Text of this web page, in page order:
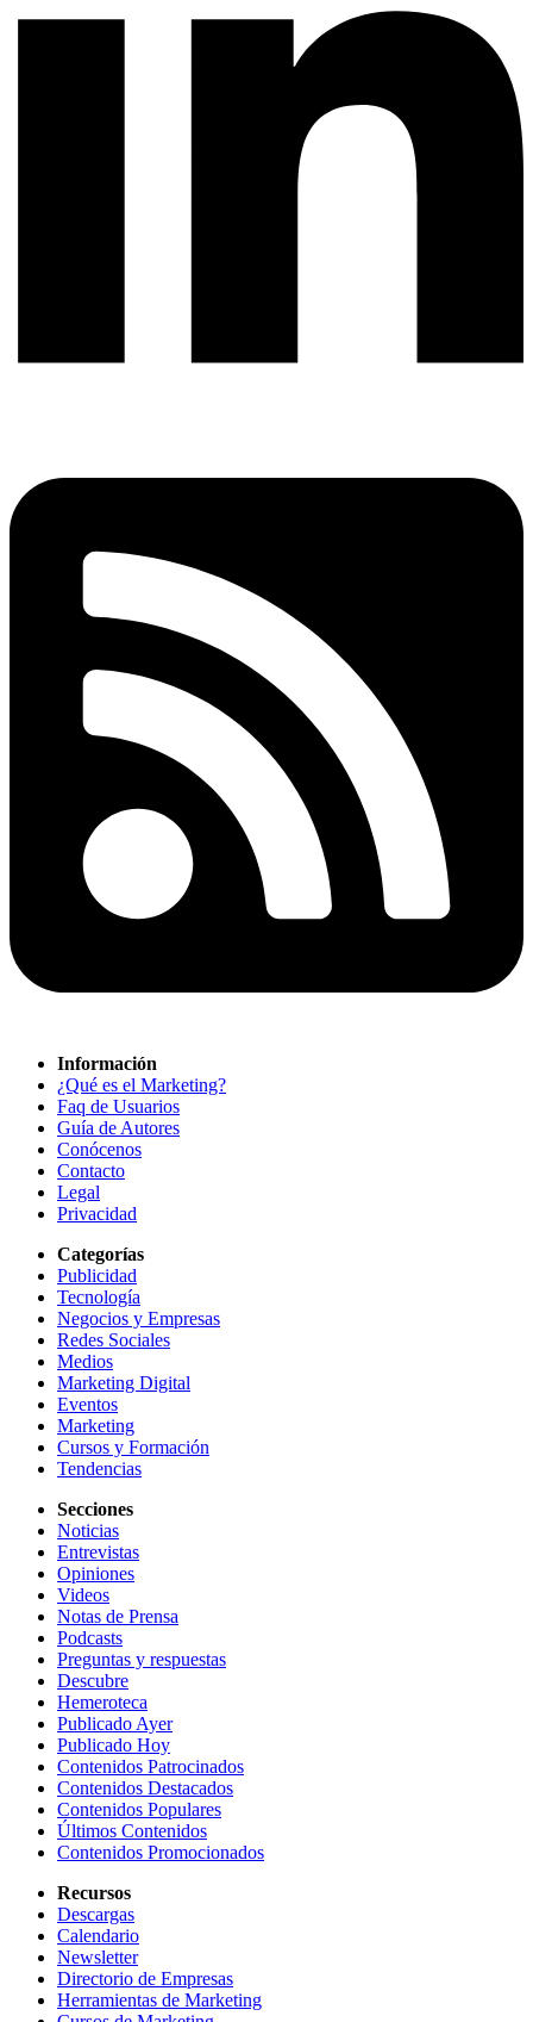
Información
¿Qué es el Marketing?
Faq de Usuarios
Guía de Autores
Conócenos
Contacto
Legal
Privacidad
Categorías
Publicidad
Tecnología
Negocios y Empresas
Redes Sociales
Medios
Marketing Digital
Eventos
Marketing
Cursos y Formación
Tendencias
Secciones
Noticias
Entrevistas
Opiniones
Videos
Notas de Prensa
Podcasts
Preguntas y respuestas
Descubre
Hemeroteca
Publicado Ayer
Publicado Hoy
Contenidos Patrocinados
Contenidos Destacados
Contenidos Populares
Últimos Contenidos
Contenidos Promocionados
Recursos
Descargas
Calendario
Newsletter
Directorio de Empresas
Herramientas de Marketing